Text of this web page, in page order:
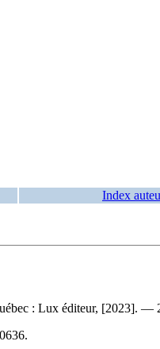
Index
: Lux éditeur, [2023]. —
.